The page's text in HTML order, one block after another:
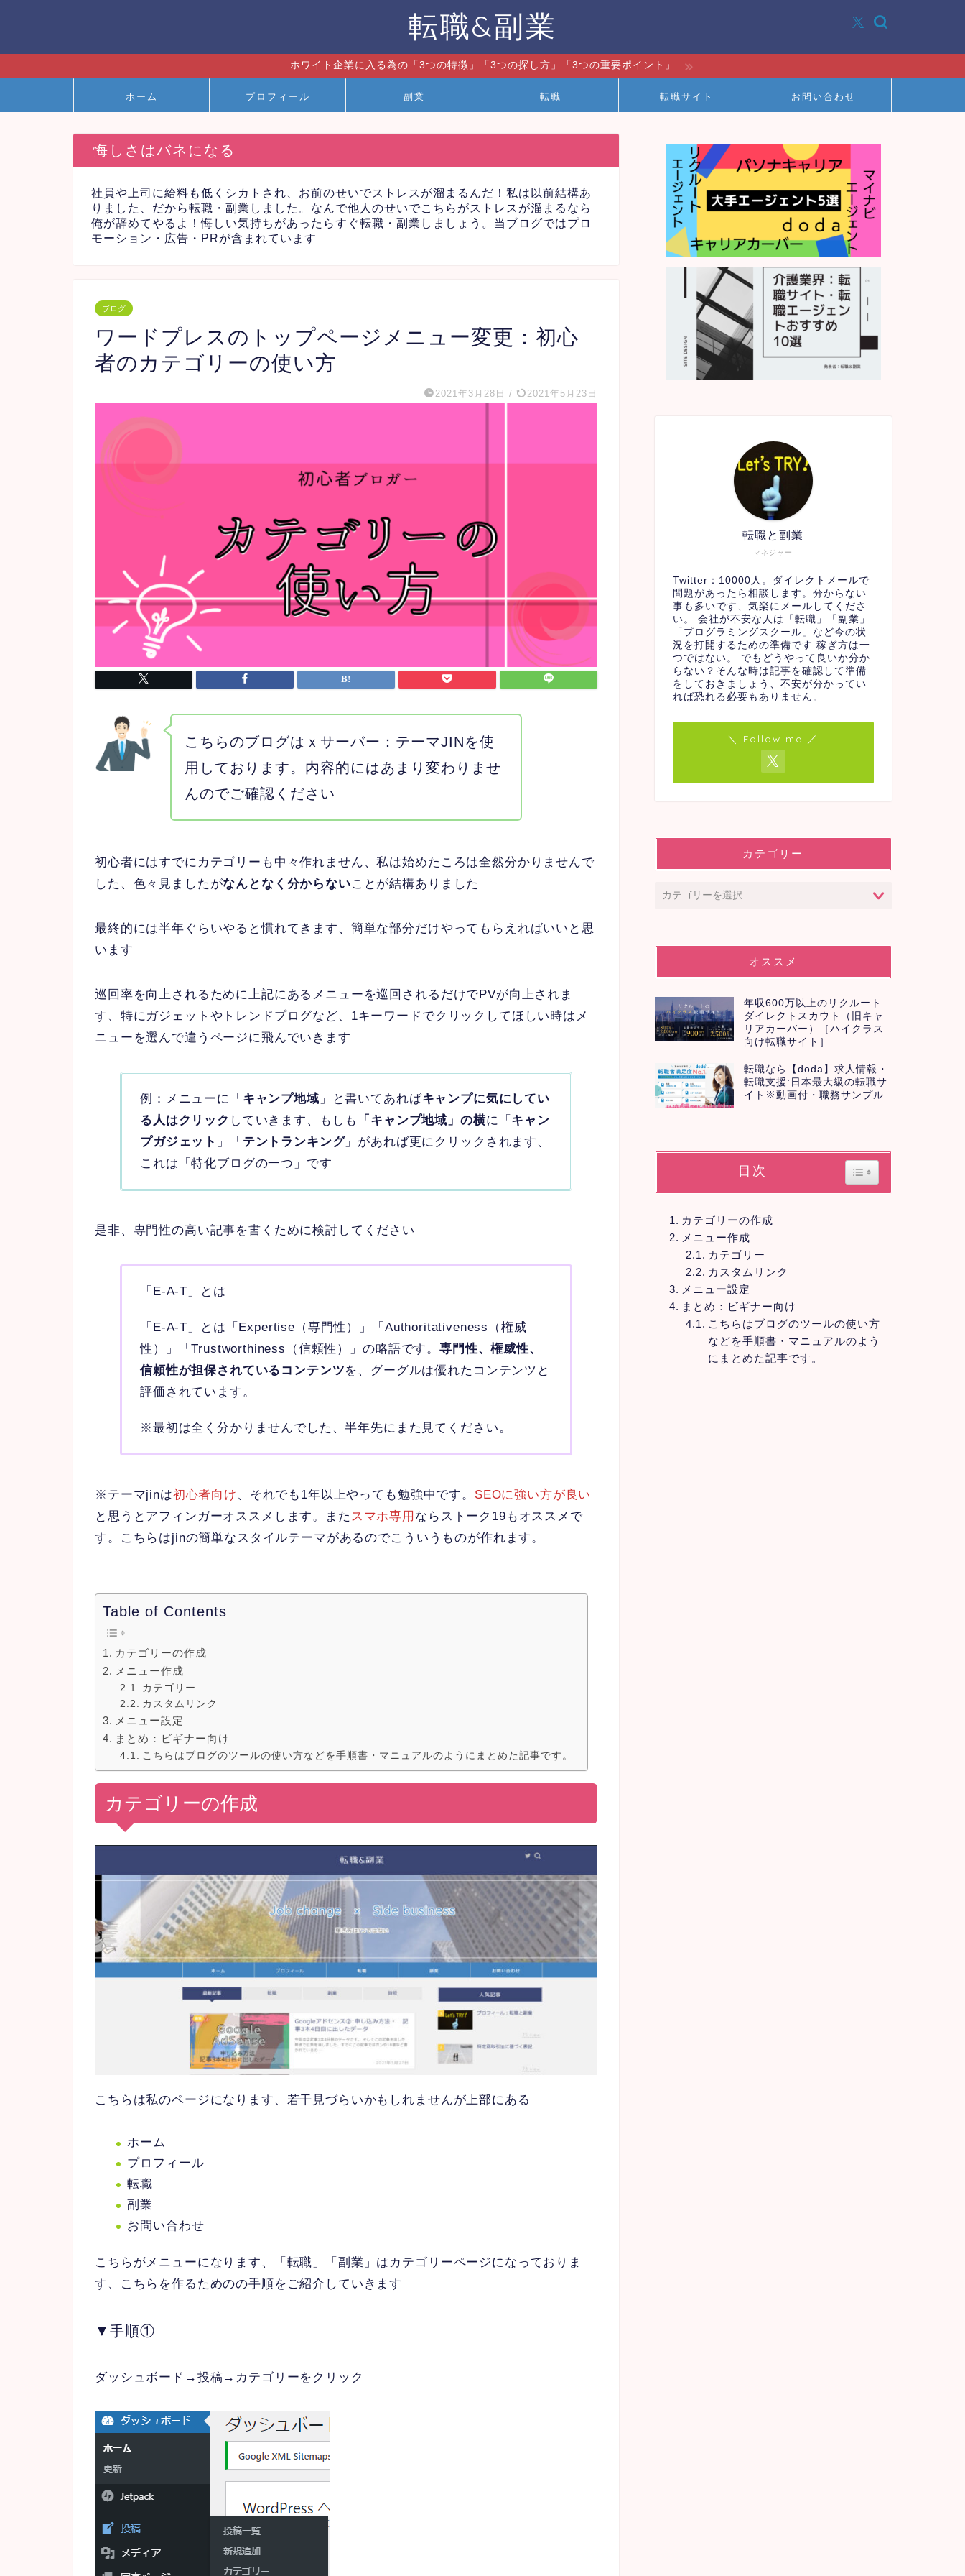
転職&副業
ホワイト企業に入る為の「3つの特徴」「3つの探し方」「3つの重要ポイント」
ホーム プロフィール 副業 転職 転職サイト お問い合わせ
悔しさはバネになる
社員や上司に給料も低くシカトされ、お前のせいでストレスが溜まるんだ！私は以前結構あ
りました、だから転職・副業しました。なんで他人のせいでこちらがストレスが溜まるなら
俺が辞めてやるよ！悔しい気持ちがあったらすぐ転職・副業しましょう。当ブログではプロ
モーション・広告・PRが含まれています
ブログ
ワードプレスのトップページメニュー変更：初心
者のカテゴリーの使い方
2021年3月28日 / 2021年5月23日
こちらのブログはｘサーバー：テーマJINを使
用しております。内容的にはあまり変わりませ
んのでご確認ください
初心者にはすでにカテゴリーも中々作れません、私は始めたころは全然分かりませんで
した、色々見ましたがなんとなく分からないことが結構ありました
最終的には半年ぐらいやると慣れてきます、簡単な部分だけやってもらえればいいと思
います
巡回率を向上されるために上記にあるメニューを巡回されるだけでPVが向上されま
す、特にガジェットやトレンドプログなど、1キーワードでクリックしてほしい時はメ
ニューを選んで違うページに飛んでいきます
例：メニューに「 キャンプ地域 」と書いてあればキャンプに気にしてい
る人はクリック していきます、もしも 「キャンプ地域」の横に「 キャン
プガジェット 」「 テントランキング」があれば更にクリックされます、
これは「特化ブログの一つ」です
是非、専門性の高い記事を書くために検討してください
「E-A-T」とは
「E-A-T」とは「Expertise（専門性）」「Authoritativeness（権威
性）」「Trustworthiness（信頼性）」の略語です。専門性、権威性、
信頼性が担保されているコンテンツを、グーグルは優れたコンテンツと
評価されています。
※最初は全く分かりませんでした、半年先にまた見てください。
※テーマjinは初心者向け 、それでも1年以上やっても勉強中です。 SEOに強い方が良い
と思うとアフィンガーオススメします。また スマホ専用 ならストーク19もオススメで
す。こちらはjinの簡単なスタイルテーマがあるのでこういうものが作れます。
Table of Contents
カテゴリーの作成
メニュー作成
カテゴリー
カスタムリンク
メニュー設定
まとめ：ビギナー向け
こちらはブログのツールの使い方などを手順書・マニュアルのようにまとめた記事です。
カテゴリーの作成
こちらは私のページになります、若干見づらいかもしれませんが上部にある
ホーム
プロフィール
転職
副業
お問い合わせ
こちらがメニューになります、「転職」「副業」はカテゴリーページになっておりま
す、こちらを作るためのの手順をご紹介していきます
▼手順①
ダッシュボード→投稿→カテゴリーをクリック
マネジャー
転職と副業
Twitter：10000人。ダイレクトメールで
問題があったら相談します。分からない
事も多いです、気楽にメールしてくださ
い。 会社が不安な人は「転職」「副業」
「プログラミングスクール」など今の状
況を打開するための準備です 稼ぎ方は一
つではない。 でもどうやって良いか分か
らない？そんな時は記事を確認して準備
をしておきましょう、不安が分かってい
れば恐れる必要もありません。
＼ Follow me ／
カテゴリー
オススメ
年収600万以上のリクルート
ダイレクトスカウト（旧キャ
リアカーバー）［ハイクラス
向け転職サイト］
転職なら【doda】求人情報・
転職支援:日本最大級の転職サ
イト※動画付・職務サンプル
目次 Toggle Table of
カテゴリーの作成
メニュー作成
カテゴリー
カスタムリンク
メニュー設定
まとめ：ビギナー向け
こちらはブログのツールの使い方
などを手順書・マニュアルのよう
にまとめた記事です。